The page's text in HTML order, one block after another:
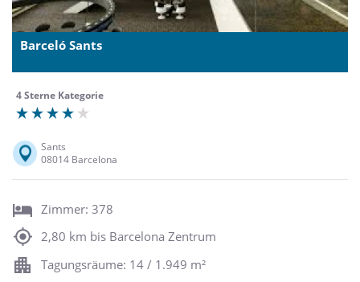
Barceló Sants
4 Sterne Kategorie
Sants
08014 Barcelona
Zimmer: 378
2,80 km bis Barcelona Zentrum
Tagungsräume: 14 / 1.949 m²